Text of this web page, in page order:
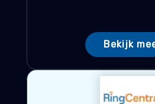
Bekijk